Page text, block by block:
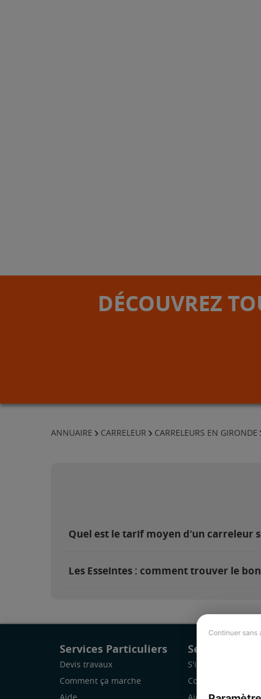
Continuer sans
DÉCOUVREZ
ANNUAIRE CARRELEUR CARRELEURS EN GIRONDE
Quel est le tarif moyen d'un carreleur
Les Esseintes : comment trouver le
Services Particuliers
Devis travaux
Comment ça marche
Services Pro
S'inscrire
Comment ça